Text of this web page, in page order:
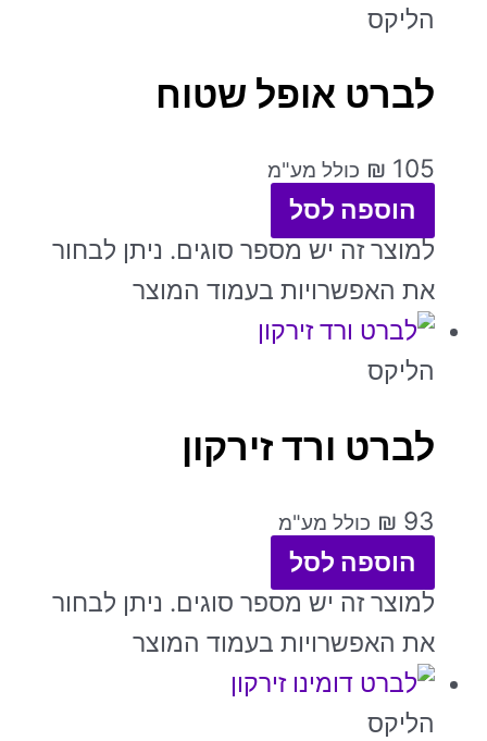
הליקס
לברט אופל שטוח
₪ 105 כולל מע"מ
הוספה לסל
למוצר זה יש מספר סוגים. ניתן לבחור
את האפשרויות בעמוד המוצר
הליקס
לברט ורד זירקון
₪ 93 כולל מע"מ
הוספה לסל
למוצר זה יש מספר סוגים. ניתן לבחור
את האפשרויות בעמוד המוצר
הליקס